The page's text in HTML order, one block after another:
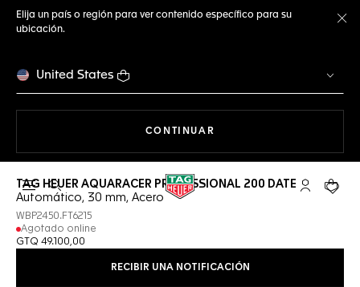
Elija un país o región para ver contenido específico para su
ubicación.
United States
CONTINUAR
Abrir el menú de búsqueda Cuenta Mi
Su
TAG HEUER AQUARACER PROFESSIONAL 200 DATE
Automático, 30 mm, Acero
WBP2450.FT6215
Agotado online
GTQ 49.100,00
RECIBIR UNA NOTIFICACIÓN